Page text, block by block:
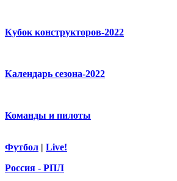
Кубок конструкторов-2022
Календарь сезона-2022
Команды и пилоты
Футбол | Live!
Россия - РПЛ